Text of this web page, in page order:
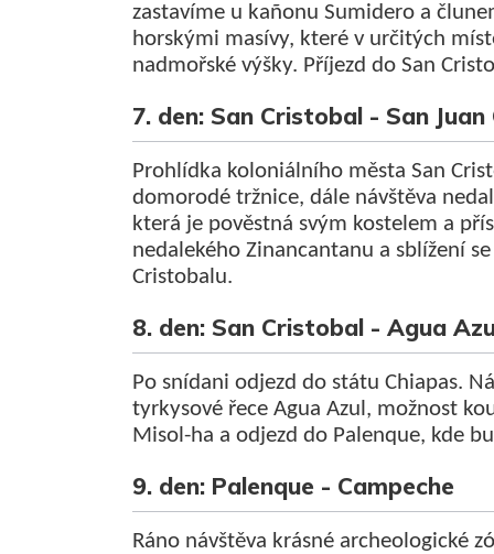
zastavíme u kañonu Sumidero a
horskými masívy, které v určitých
nadmořské výšky. Příjezd do San
7. den: San Cristobal - San
Prohlídka koloniálního města San
domorodé tržnice, dále návštěva
která je pověstná svým kostelem a
nedalekého Zinancantanu a sblížení
Cristobalu.
8. den: San Cristobal - Agua
Po snídani odjezd do státu Chiapas.
tyrkysové řece Agua Azul, možnost
Misol-ha a odjezd do Palenque, kde
9. den: Palenque - Campeche
Ráno návštěva krásné archeologické